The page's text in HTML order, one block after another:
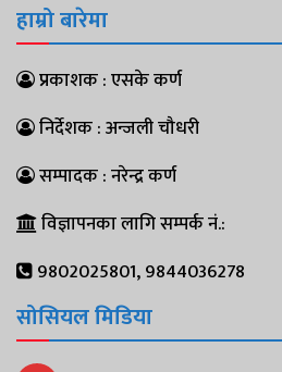
हाम्रो बारेमा
प्रकाशक : एसके कर्ण
निर्देशक : अन्जली चौधरी
सम्पादक : नरेन्द्र कर्ण
विज्ञापनका लागि सम्पर्क नं.:
9802025801, 9844036278
सोसियल मिडिया